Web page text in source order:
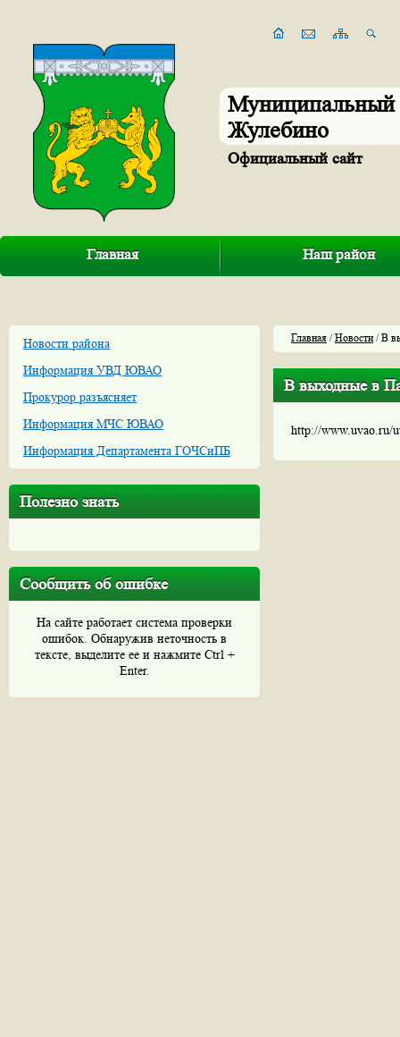
Муниципальный
Жулебино
Официальный сайт
Главная Наш район
Новости района
Информация УВД ЮВАО
Прокурор разъясняет
Информация МЧС ЮВАО
Информация Департамента ГОЧСиПБ
Полезно знать
Сообщить об ошибке
На сайте работает система проверки
ошибок. Обнаружив неточность в
тексте, выделите ее и нажмите Ctrl +
Enter.
Главная /Новости/ В
В выходные в
http://www.uvao.ru/